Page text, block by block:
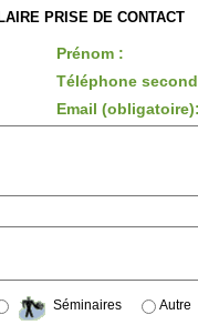
PRISE DE CONTACT
Prénom :
Téléphone
Email (obligatoire):
Séminaires Autre